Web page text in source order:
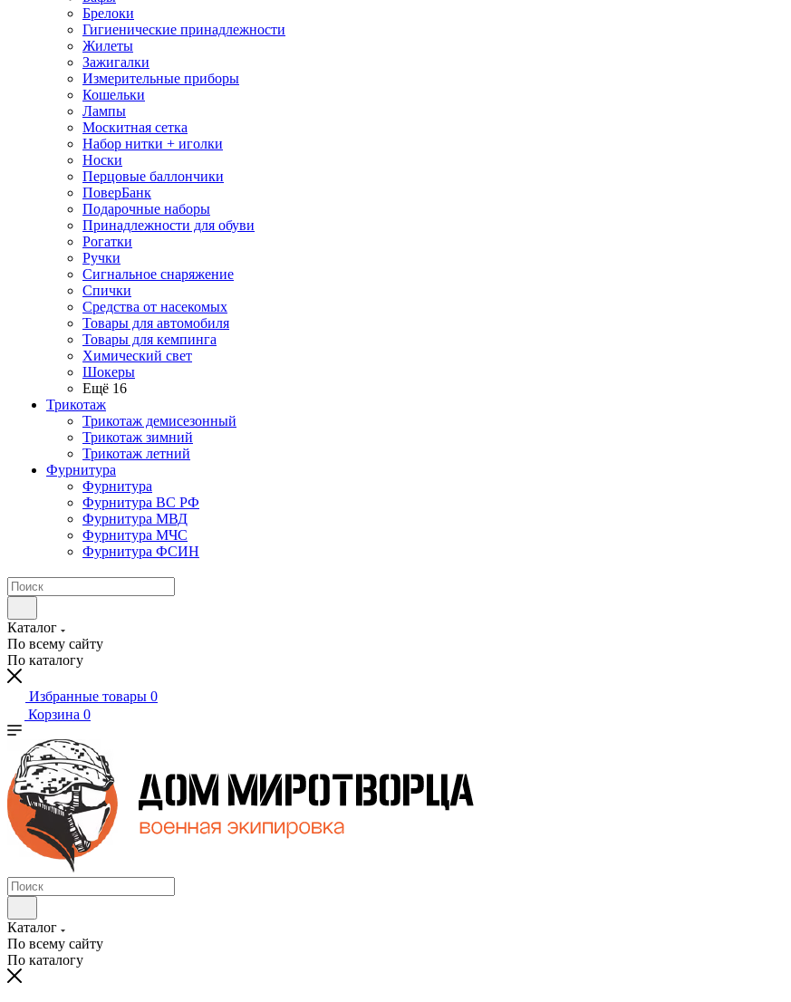
Брелоки
Гигиенические принадлежности
Жилеты
Зажигалки
Измерительные приборы
Кошельки
Лампы
Москитная сетка
Набор нитки + иголки
Носки
Перцовые баллончики
ПоверБанк
Подарочные наборы
Принадлежности для обуви
Рогатки
Ручки
Сигнальное снаряжение
Спички
Средства от насекомых
Товары для автомобиля
Товары для кемпинга
Химический свет
Шокеры
Ещё 16
Трикотаж
Трикотаж демисезонный
Трикотаж зимний
Трикотаж летний
Фурнитура
Фурнитура
Фурнитура ВС РФ
Фурнитура МВД
Фурнитура МЧС
Фурнитура ФСИН
Каталог
По всему сайту
По каталогу
Избранные товары 0
Корзина 0
Каталог
По всему сайту
По каталогу